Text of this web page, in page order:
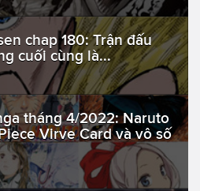
chap 180: Trận đấu
cuối cùng là...
tháng 4/2022: Naruto
Virve Card và vô số